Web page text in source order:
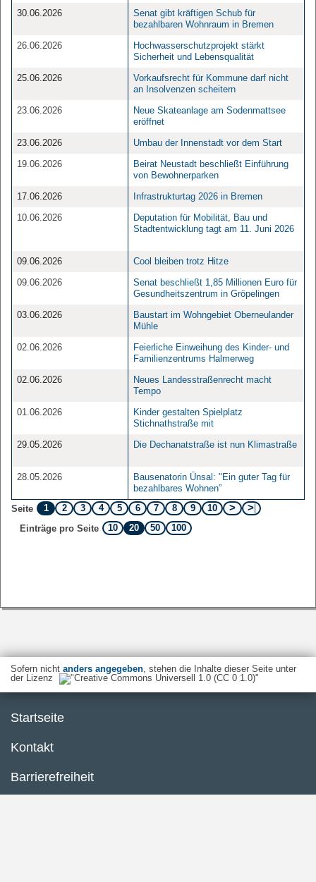
30.06.2026
Senat gibt kräftigen Schub für
bezahlbaren Wohnraum in Bremen
26.06.2026
Hochwasserschutzprojekt stärkt
Sicherheit und Lebensqualität
25.06.2026
Vorkaufsrecht für Kommune darf nicht
an Insolvenzen scheitern
23.06.2026
Neue Skateanlage am Sodenmattsee
eröffnet
23.06.2026
Umbau der Innenstadt vor dem Start
19.06.2026
Beirat Neustadt beschließt Einführung
von Bewohnerparken
17.06.2026
Infrastrukturtag 2026 in Bremen
10.06.2026
Deputation für Mobilität, Bau und
Stadtentwicklung tagt am 11. Juni 2026
09.06.2026
Cool bleiben trotz Hitze
09.06.2026
Senat beschließt 1,85 Millionen Euro für
Gesundheitszentrum in Gröpelingen
03.06.2026
Baustart im Wohngebiet Oberneulander
Mühle
02.06.2026
Feierliche Einweihung des Kinder- und
Familienzentrums Halmerweg
02.06.2026
Neues Landesstraßenrecht macht
Tempo
01.06.2026
Kinder gestalten Spielplatz
Stichnathstraße mit
29.05.2026
Die Dechanatstraße ist nun Klimastraße
28.05.2026
Bausenatorin Ünsal: "Ein guter Tag für
bezahlbares Wohnen”
Seite
1 2 3 4 5 6 7 8 9
10
Einträge pro Seite
10 20 50 100
Sofern nicht anders angegeben, stehen die Inhalte dieser Seite unter
der Lizenz
Startseite
Kontakt
Barrierefreiheit